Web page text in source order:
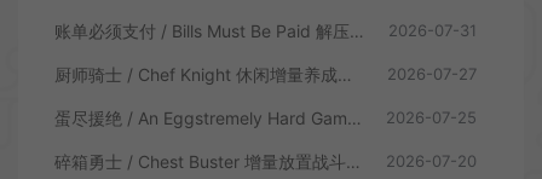
账单必须支付 / Bills Must Be Paid 解压增量肉鸽休闲游戏 2026-07-31
厨师骑士 / Chef Knight 休闲增量养成游戏 2026-07-27
蛋尽援绝 / An Eggstremely Hard Game 休闲合作闯关游戏 2026-07-25
碎箱勇士 / Chest Buster 增量放置战斗游戏 2026-07-20